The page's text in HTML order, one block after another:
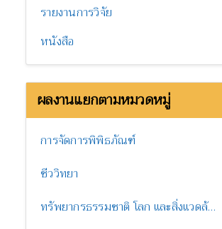
รายงานการวิจัย
หนังสือ
ผลงานแยกตามหมวดหมู่
การจัดการพิพิธภัณฑ์
ชีววิทยา
ทรัพยากรธรรมชาติ โลก และสิ่งแวดล้อม